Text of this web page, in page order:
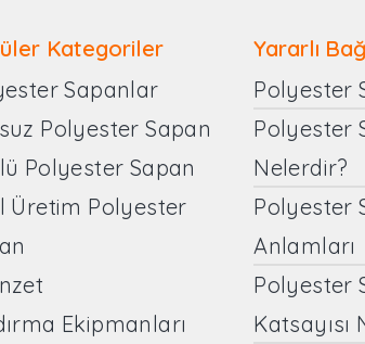
Kategoriler
Sapanlar
Polyester Sapan
Polyester Sapan
Üretim Polyester
Ekipmanları
Yararlı
Polyester
Polyester
Nelerdir?
Polyester
Anlamları
Polyester
Katsayısı